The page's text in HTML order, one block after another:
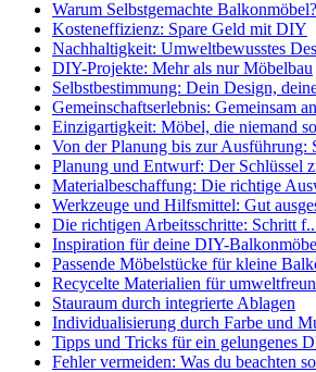
Warum Selbstgemachte
Kosteneffizienz: Spare Geld mit DIY
Nachhaltigkeit: Umweltbewusstes
DIY-Projekte: Mehr als nur Möbelbau
Selbstbestimmung: Dein Design,
Gemeinschaftserlebnis: Gemeinsam
Einzigartigkeit: Möbel, die niemand
Von der Planung bis zur Ausführung:
Planung und Entwurf: Der Schlüssel
Materialbeschaffung: Die richtige
Werkzeuge und Hilfsmittel: Gut
Die richtigen Arbeitsschritte: Schritt
Inspiration für deine DIY-
Passende Möbelstücke für kleine
Recycelte Materialien für
Stauraum durch integrierte Ablagen
Individualisierung durch Farbe und
Tipps und Tricks für ein gelungenes
Fehler vermeiden: Was du beachten